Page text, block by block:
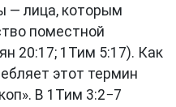
— лица, которым
поместной
20:17; 1Тим 5:17). Как
этот термин
В 1Тим 3:2−7